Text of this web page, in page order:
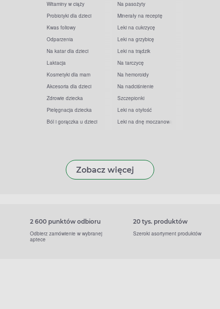
Witaminy w ciąży
Probiotyki dla dzieci
Kwas foliowy
Odparzenia
Na katar dla dzieci
Laktacja
Kosmetyki dla mam
Akcesoria dla dzieci
Zdrowie dziecka
Pielęgnacja dziecka
Ból i gorączka u dzieci
Na pasożyty
Minerały na receptę
Leki na cukrzycę
Leki na grzybicę
Leki na trądzik
Na tarczycę
Na hemoroidy
Na nadciśnienie
Szczepionki
Leki na otyłość
Leki na dnę moczanową
Zobacz więcej
2 600 punktów odbioru
Odbierz zamówienie w wybranej
aptece
20 tys. produktów
Szeroki asortyment produktów